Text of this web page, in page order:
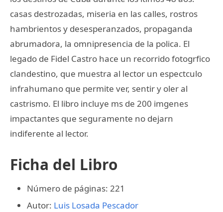
casas destrozadas, miseria en las calles, rostros
hambrientos y desesperanzados, propaganda
abrumadora, la omnipresencia de la polica. El
legado de Fidel Castro hace un recorrido fotogrfico
clandestino, que muestra al lector un espectculo
infrahumano que permite ver, sentir y oler al
castrismo. El libro incluye ms de 200 imgenes
impactantes que seguramente no dejarn
indiferente al lector.
Ficha del Libro
Número de páginas: 221
Autor: Luis Losada Pescador